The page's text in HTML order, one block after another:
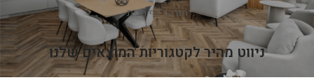
חזרה לדף הבית
ניווט מהיר לקטגוריות המוצאים שלנו